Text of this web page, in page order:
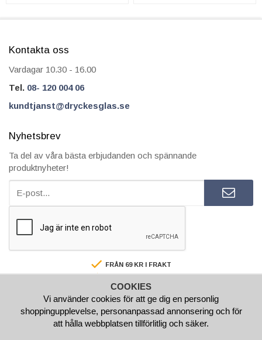
Kontakta oss
Vardagar 10.30 - 16.00
Tel. 08- 120 004 06
kundtjanst@dryckesglas.se
Nyhetsbrev
Ta del av våra bästa erbjudanden och spännande
produktnyheter!
FRÅN 69 KR I FRAKT
FAKTURA/AVBETALNING
SNABBA LEVERANSER
BESTÄLL INNAN 15.00 SÅ SKICKAR VI SAMMA VARDAG
COOKIES
Vi använder cookies för att ge dig en personlig
shoppingupplevelse, personanpassad annonsering och för
att hålla webbplatsen tillförlitlig och säker.